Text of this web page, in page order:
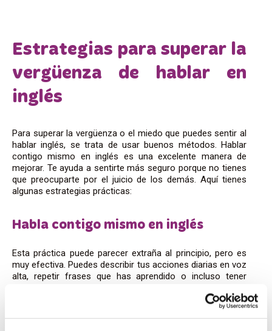
Estrategias para superar la
vergüenza de hablar en
inglés
Para superar la vergüenza o el miedo que puedes sentir al
hablar inglés, se trata de usar buenos métodos. Hablar
contigo mismo en inglés es una excelente manera de
mejorar. Te ayuda a sentirte más seguro porque no tienes
que preocuparte por el juicio de los demás. Aquí tienes
algunas estrategias prácticas:
Habla contigo mismo en inglés
Esta práctica puede parecer extraña al principio, pero es
muy efectiva. Puedes describir tus acciones diarias en voz
alta, repetir frases que has aprendido o incluso tener
hablando en inglés, más cómodo te sentirás con el